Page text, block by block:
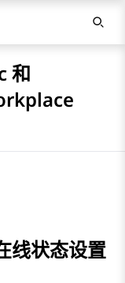
和
线状态设置